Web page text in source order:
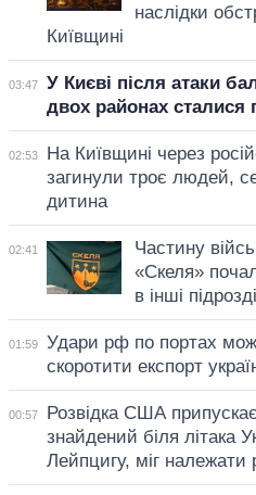
наслідки
Київщині
03:47
У Києві після атаки
двох районах сталися
02:53
На Київщині через
загинули троє людей,
дитина
02:41
Частину
«Скеля»
в інші
01:59
Удари рф по портах
скоротити експорт
00:57
Розвідка США
знайдений біля літака
Лейпцигу, міг